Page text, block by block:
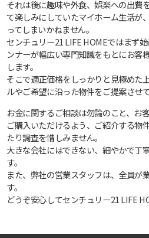
それは後に趣味や外食、娯楽への出費
て楽しみにしていたマイホーム生活が
ってしまいかねません。
センチュリー21 LIFE HOMEではまず
ンナーが幅広い専門知識をもとにお客
します。
そこで適正価格をしっかりと見極めた
ルやご希望に沿った物件をご提案させ
お金に関するご相談は勿論のこと、お
ご購入いただけるよう、ご紹介する物
たり調査を惜しみません。
大きな会社にはできない、細やかで丁
す。
また、弊社の営業スタッフは、全員が
す。
どうぞ安心してセンチュリー21 LIFE